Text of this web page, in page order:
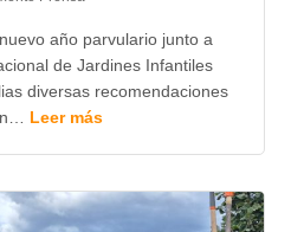
año parvulario junto a
de Jardines Infantiles
diversas recomendaciones
Leer más